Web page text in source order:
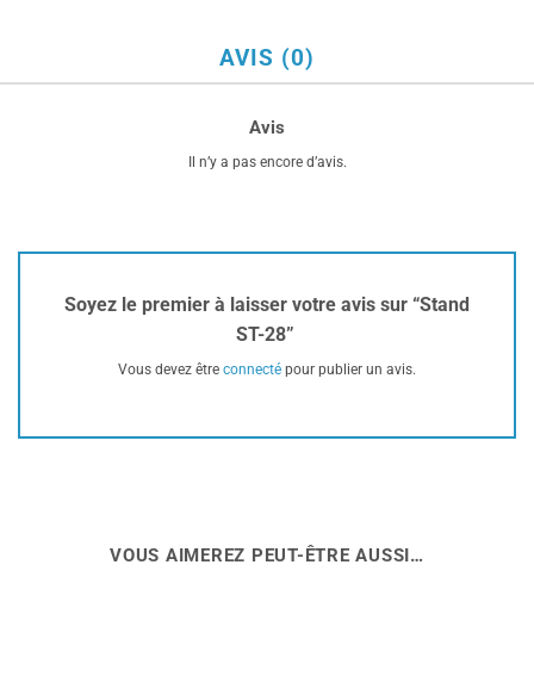
AVIS (0)
Avis
Il n’y a pas encore d’avis.
Soyez le premier à laisser votre avis sur “Stand
ST-28”
Vous devez être connecté pour publier un avis.
VOUS AIMEREZ PEUT-ÊTRE AUSSI…